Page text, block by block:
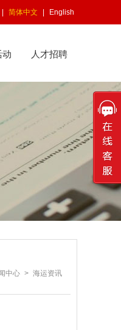
简体中文 English
动 人才招聘
中心 > 海运资讯